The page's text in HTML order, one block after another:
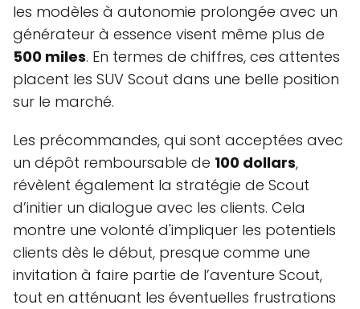
les modèles à autonomie prolongée avec un
générateur à essence visent même plus de
500 miles. En termes de chiffres, ces attentes
placent les SUV Scout dans une belle position
sur le marché.
Les précommandes, qui sont acceptées avec
un dépôt remboursable de 100 dollars,
révèlent également la stratégie de Scout
d’initier un dialogue avec les clients. Cela
montre une volonté d'impliquer les potentiels
clients dès le début, presque comme une
invitation à faire partie de l’aventure Scout,
tout en atténuant les éventuelles frustrations